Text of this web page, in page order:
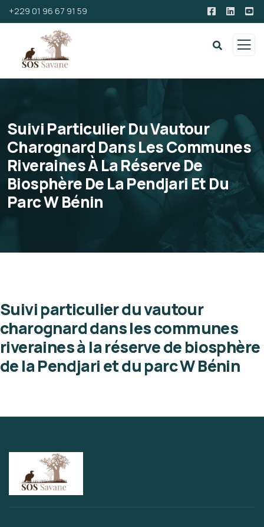
+229 01 96 67 91 59
Suivi Particulier Du Vautour
Charognard Dans Les Communes
Riveraines À La Réserve De
Biosphère De La Pendjari Et Du
Parc W Bénin
Suivi particulier du vautour
charognard dans les communes
riveraines à la réserve de biosphère
de la Pendjari et du parc W Bénin